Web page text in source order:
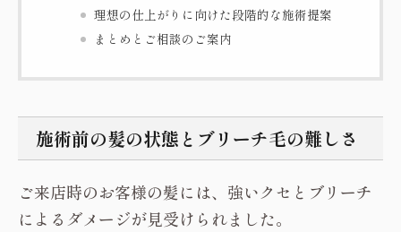
理想の仕上がりに向けた段階的な施術提案
まとめとご相談のご案内
施術前の髪の状態とブリーチ毛の難しさ
ご来店時のお客様の髪には、強いクセとブリーチ
によるダメージが見受けられました。